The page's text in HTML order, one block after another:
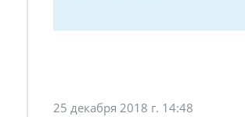
25 декабря 2018 г. 14:48